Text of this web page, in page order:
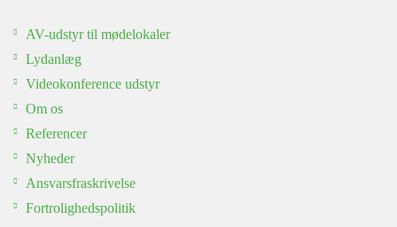
AV-udstyr til mødelokaler
Lydanlæg
Videokonference udstyr
Om os
Referencer
Nyheder
Ansvarsfraskrivelse
Fortrolighedspolitik